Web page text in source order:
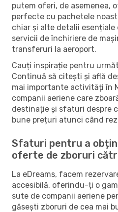
putem oferi, de asemenea,
perfecte cu pachetele
chiar și alte detalii esențiale
servicii de închiriere de
transferuri la aeroport.
Cauți inspirație pentru
Continuă să citești și află
mai importante activități în
companii aeriene care
destinație și sfaturi despre
bune prețuri atunci când
Sfaturi pentru a
oferte de zboruri
La eDreams, facem
accesibilă, oferindu-ți o
sute de companii aeriene
găsești zboruri de cea mai